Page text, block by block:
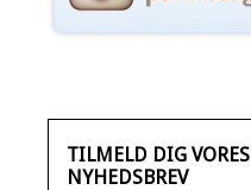
TILMELD DIG VORES
NYHEDSBREV